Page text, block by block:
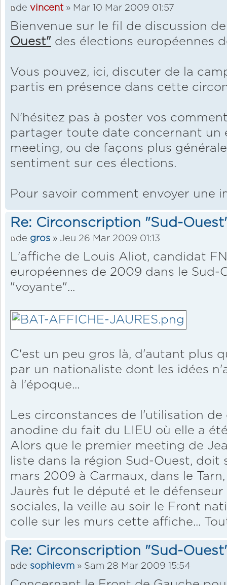
de vincent » Mar 10 Mar 2009 01:57
Bienvenue sur le fil de discussion
Ouest" des élections européennes
Vous pouvez, ici, discuter de la
partis en présence dans cette
N'hésitez pas à poster vos
partager toute date concernant un
meeting, ou de façons plus
sentiment sur ces élections.
Pour savoir comment envoyer une
Re: Circonscription "Sud-
de gros » Jeu 26 Mar 2009 01:13
L'affiche de Louis Aliot, candidat
européennes de 2009 dans le Sud-
"voyante"...
C'est un peu gros là, d'autant plus
par un nationaliste dont les idées
à l'époque...
Les circonstances de l'utilisation
anodine du fait du LIEU où elle a
Alors que le premier meeting de
liste dans la région Sud-Ouest,
mars 2009 à Carmaux, dans le
Jaurès fut le député et le
sociales, la veille au soir le Front
colle sur les murs cette affiche...
Re: Circonscription "Sud-
de sophievm » Sam 28 Mar 2009 15:54